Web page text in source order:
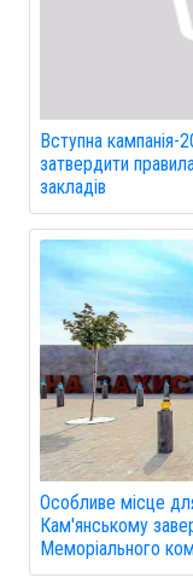
Вступна
затвердити
закладів
Особливе місце
Кам'янському
Меморіального